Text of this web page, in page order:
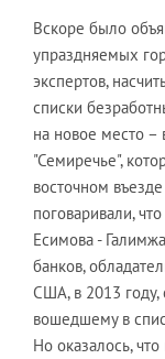
Вскоре было
упраздняемых
экспертов,
списки
на новое место –
"Семиречье",
восточном
поговаривали,
Есимова -
банков,
США, в 2013 году,
вошедшему в
Но оказалось,